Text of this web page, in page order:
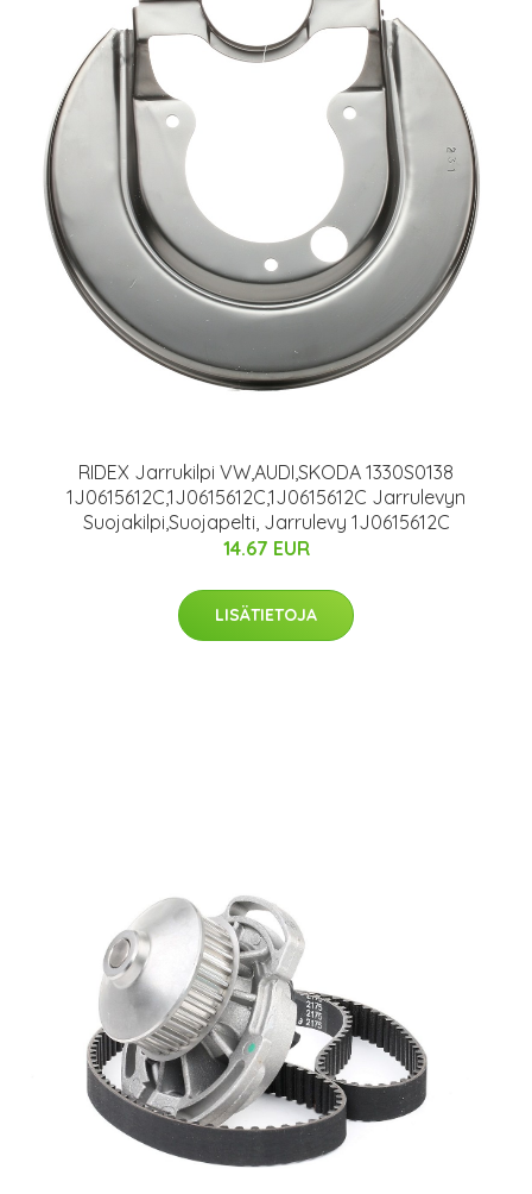
RIDEX Jarrukilpi VW,AUDI,SKODA 1330S0138
1J0615612C,1J0615612C,1J0615612C Jarrulevyn
Suojakilpi,Suojapelti, Jarrulevy 1J0615612C
14.67 EUR
LISÄTIETOJA